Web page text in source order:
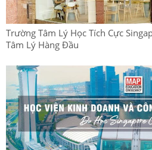
Trường Tâm Lý Học Tích Cực
Tâm Lý Hàng Đầu